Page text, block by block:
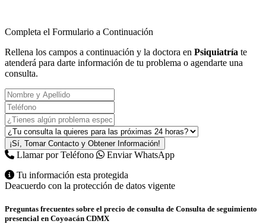
Completa el Formulario a Continuación
Rellena los campos a continuación y la doctora en Psiquiatría te
atenderá para darte información de tu problema o agendarte una
consulta.
¡Sí, Tomar Contacto y Obtener Información!
Llamar por Teléfono
Enviar WhatsApp
Tu información esta protegida
Deacuerdo con la protección de datos vigente
Preguntas frecuentes sobre el precio de consulta de Consulta de seguimiento
presencial en Coyoacán CDMX